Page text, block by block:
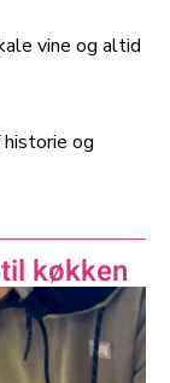
vine og altid
og
køkken